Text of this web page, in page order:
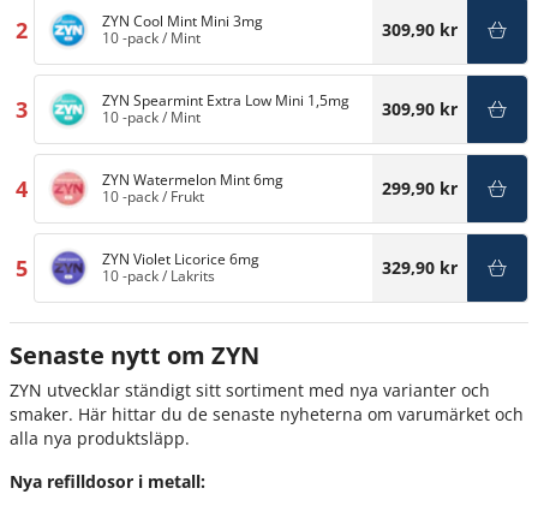
2
ZYN Cool Mint Mini 3mg
10 -pack/ Mint 309,90 kr
3
ZYN Spearmint Extra Low Mini 1,5mg
10 -pack/ Mint 309,90 kr
4
ZYN Watermelon Mint 6mg
10 -pack/ Frukt 299,90 kr
5
ZYN Violet Licorice 6mg
10 -pack/ Lakrits 329,90 kr
Senaste nytt om ZYN
ZYN utvecklar ständigt sitt sortiment med nya varianter och
smaker. Här hittar du de senaste nyheterna om varumärket och
alla nya produktsläpp.
Nya refilldosor i metall: